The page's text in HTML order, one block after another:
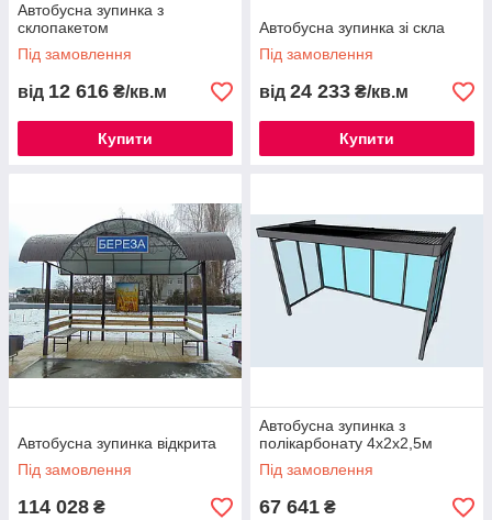
Автобусна зупинка з
склопакетом
Під замовлення
від 12 616 ₴/кв.м
Купити
Автобусна зупинка зі скла
Під замовлення
від 24 233 ₴/кв.м
Купити
Автобусна зупинка відкрита
Під замовлення
114 028 ₴
Автобусна зупинка з
полікарбонату 4х2х2,5м
Під замовлення
67 641 ₴